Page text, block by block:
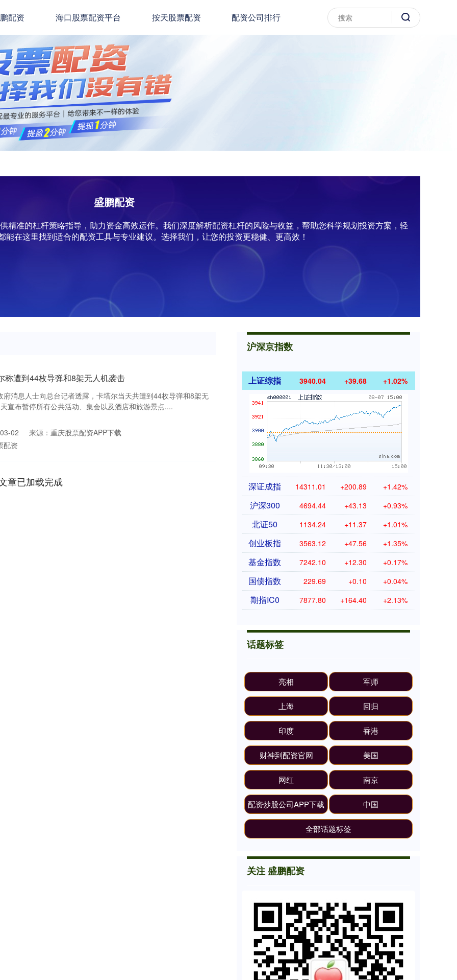
配资 海口股票配资平台 按天股票配资 配资公司排行
盛鹏配资
精准的杠杆策略指导，助力资金高效运作。我们深度解析配资杠杆的风险与收益，帮助您科学规划投资方案，轻
在这里找到适合的配资工具与专业建议。选择我们，让您的投资更稳健、更高效！
称遭到44枚导弹和8架无人机袭击
消息人士向总台记者透露，卡塔尔当天共遭到44枚导弹和8架无
宣布暂停所有公共活动、集会以及酒店和旅游景点....
02
来源：重庆股票配资APP下载
配资
章已加载完成
沪深京指数
上证综指 3940.04 +39.68 +1.02%
深证成指 14311.01 +200.89 +1.42%
沪深300 4694.44 +43.13 +0.93%
北证50 1134.24 +11.37 +1.01%
创业板指 3563.12 +47.56 +1.35%
基金指数 7242.10 +12.30 +0.17%
国债指数 229.69 +0.10 +0.04%
期指IC0 7877.80 +164.40 +2.13%
话题标签
亮相 军师
上海 回归
印度 香港
财神到配资官网 美国
网红 南京
配资炒股公司APP下载 中国
全部话题标签
关注 盛鹏配资